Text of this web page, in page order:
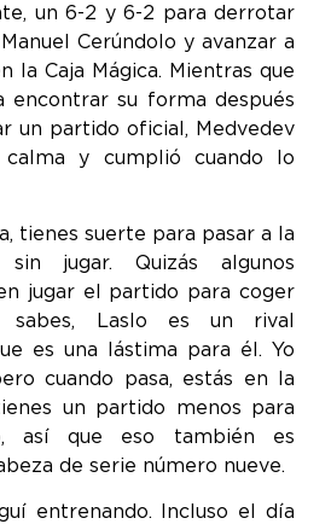
un 6-2 y 6-2 para derrotar
Cerúndolo y avanzar a
la Caja Mágica. Mientras que
encontrar su forma después
un partido oficial, Medvedev
y cumplió cuando lo
tienes suerte para pasar a la
jugar. Quizás algunos
jugar el partido para coger
sabes, Laslo es un rival
es una lástima para él. Yo
cuando pasa, estás en la
un partido menos para
así que eso también es
de serie número nueve.
entrenando. Incluso el día